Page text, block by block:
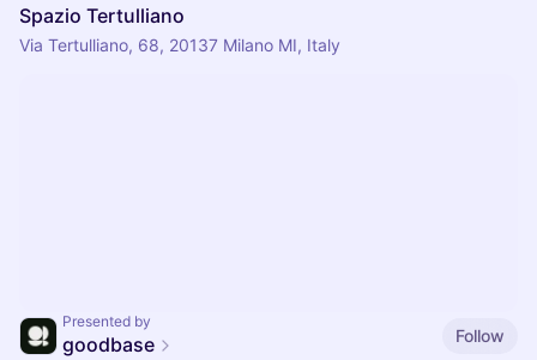
Spazio Tertulliano
Via Tertulliano, 68, 20137 Milano MI, Italy
Presented by
goodbase
Follow